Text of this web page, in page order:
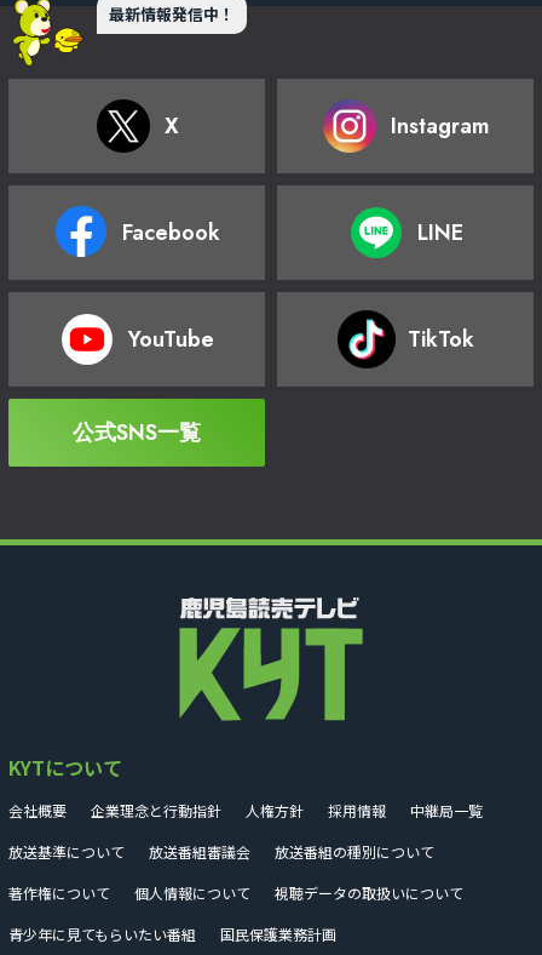
最新情報発信中！
X Instagram
Facebook LINE
YouTube TikTok
公式SNS一覧
KYTについて
会社概要 企業理念と行動指針 人権方針 採用情報
中継局一覧
放送基準について
放送番組審議会
放送番組の種別について
著作権について
個人情報について
視聴データの取扱いについて
青少年に見てもらいたい番組
国民保護業務計画